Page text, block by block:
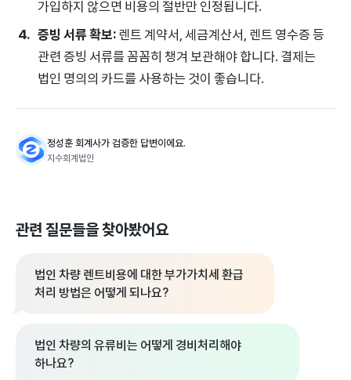
가입하지 않으면 비용의 절반만 인정됩니다.
증빙 서류 확보:렌트 계약서, 세금계산서, 렌트 영수증 등
관련 증빙 서류를 꼼꼼히 챙겨 보관해야 합니다. 결제는
법인 명의의 카드를 사용하는 것이 좋습니다.
정성훈 회계사가 검증한 답변이에요.
지수회계법인
관련 질문들을 찾아봤어요
법인 차량 렌트비용에 대한 부가가치세 환급
처리 방법은 어떻게 되나요?
법인 차량의 유류비는 어떻게 경비처리해야
하나요?